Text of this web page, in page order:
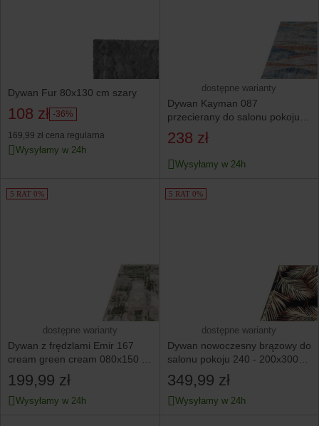
Dywan Fur 80x130 cm szary
108 zł -36%
169,99 zł cena regularna
Wysyłamy w 24h
dostępne warianty
Dywan Kayman 087
przecierany do salonu pokoju
solidny praktyczny 120x170
238 zł
Wysyłamy w 24h
5 RAT 0%
dostępne warianty
Dywan z frędzlami Emir 167
cream green cream 080x150 -
do salonu pokoju
199,99 zł
Wysyłamy w 24h
5 RAT 0%
dostępne warianty
Dywan nowoczesny brązowy do
salonu pokoju 240 - 200x300
cm - modny solidny
349,99 zł
Wysyłamy w 24h